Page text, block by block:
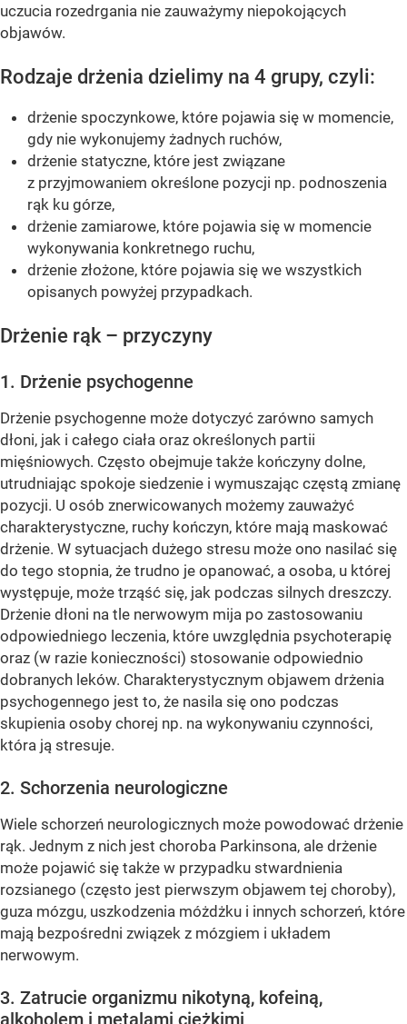
uczucia rozedrgania nie zauważymy niepokojących
objawów.
Rodzaje drżenia dzielimy na 4 grupy, czyli:
drżenie spoczynkowe, które pojawia się w momencie,
gdy nie wykonujemy żadnych ruchów,
drżenie statyczne, które jest związane
z przyjmowaniem określone pozycji np. podnoszenia
rąk ku górze,
drżenie zamiarowe, które pojawia się w momencie
wykonywania konkretnego ruchu,
drżenie złożone, które pojawia się we wszystkich
opisanych powyżej przypadkach.
Drżenie rąk – przyczyny
1. Drżenie psychogenne
Drżenie psychogenne może dotyczyć zarówno samych
dłoni, jak i całego ciała oraz określonych partii
mięśniowych. Często obejmuje także kończyny dolne,
utrudniając spokoje siedzenie i wymuszając częstą zmianę
pozycji. U osób znerwicowanych możemy zauważyć
charakterystyczne, ruchy kończyn, które mają maskować
drżenie. W sytuacjach dużego stresu może ono nasilać się
do tego stopnia, że trudno je opanować, a osoba, u której
występuje, może trząść się, jak podczas silnych dreszczy.
Drżenie dłoni na tle nerwowym mija po zastosowaniu
odpowiedniego leczenia, które uwzględnia psychoterapię
oraz (w razie konieczności) stosowanie odpowiednio
dobranych leków. Charakterystycznym objawem drżenia
psychogennego jest to, że nasila się ono podczas
skupienia osoby chorej np. na wykonywaniu czynności,
która ją stresuje.
2. Schorzenia neurologiczne
Wiele schorzeń neurologicznych może powodować drżenie
rąk. Jednym z nich jest choroba Parkinsona, ale drżenie
może pojawić się także w przypadku stwardnienia
rozsianego (często jest pierwszym objawem tej choroby),
guza mózgu, uszkodzenia móżdżku i innych schorzeń, które
mają bezpośredni związek z mózgiem i układem
nerwowym.
3. Zatrucie organizmu nikotyną, kofeiną,
alkoholem i metalami ciężkimi